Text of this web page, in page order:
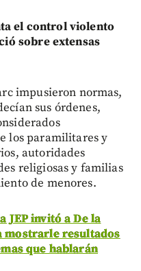
el control violento
sobre extensas
impusieron normas,
sus órdenes,
los paramilitares y
autoridades
religiosas y familias
de menores.
JEP invitó a De la
mostrarle resultados
que hablarán